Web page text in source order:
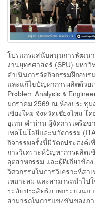
โปรแกรมสนับสนุนการพัฒนา
งานยุทธศาสตร์ (SPU) มหา
ดำเนินการจัดกิจกรรมฝึกอบร
และแก้ไขปัญหาการผลิตด้วย
Problem Analysis &
มกราคม 2569 ณ ห้องประชุม
เชียงใหม่ จังหวัดเชียงใหม่ โ
อุเทน คำน่าน ผู้จัดการเครือ
เทคโนโลยีและนวัตกรรม
กิจกรรมครั้งนี้มีวัตถุประสงค์เ
การวิเคราะห์ปัญหาการผลิต
อุตสาหกรรม และผู้ที่เกี่ยวข้อ
วิศวกรรมในการวิเคราะห์ส
เหมาะสม และสามารถนำไป
ระดับประสิทธิภาพกระบวนก
สามารถในการแข่งขันของภ